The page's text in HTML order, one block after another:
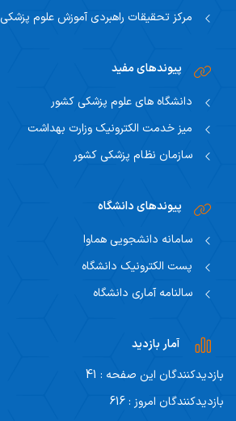
مرکز تحقیقات راهبردی آموزش علوم پزشکی
پیوندهای مفید
دانشگاه های علوم پزشکی کشور
میز خدمت الکترونیک وزارت بهداشت
سازمان نظام پزشکی کشور
پیوندهای دانشگاه
سامانه دانشجویی هماوا
پست الکترونیک دانشگاه
سالنامه آماری دانشگاه
آمار بازدید
بازدیدکنندگان این صفحه : 41
بازدیدکنندگان امروز : 616